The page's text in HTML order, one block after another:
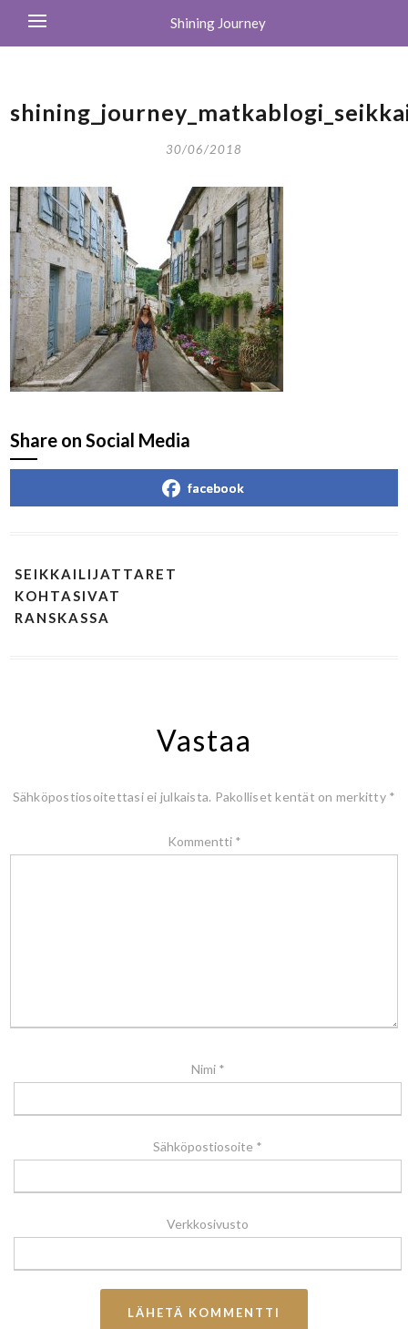
Shining Journey
30/06/2018
Share on Social Media
facebook
SEIKKAILIJATTARET
KOHTASIVAT
RANSKASSA
Vastaa
Sähköpostiosoitettasi ei julkaista. Pakolliset kentät on merkitty *
Kommentti *
Nimi *
Sähköpostiosoite *
Verkkosivusto